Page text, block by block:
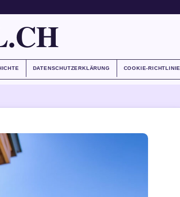
DATENSCHUTZERKLÄRUNG COOKIE-RICHTLINIE